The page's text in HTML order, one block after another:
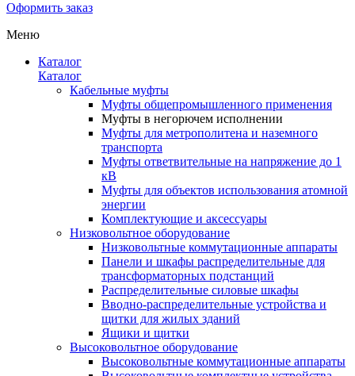
Оформить заказ
Меню
Каталог
Каталог
Кабельные муфты
Муфты общепромышленного применения
Муфты в негорючем исполнении
Муфты для метрополитена и наземного
транспорта
Муфты ответвительные на напряжение до 1
кВ
Муфты для объектов использования атомной
энергии
Комплектующие и аксессуары
Низковольтное оборудование
Низковольтные коммутационные аппараты
Панели и шкафы распределительные для
трансформаторных подстанций
Распределительные силовые шкафы
Вводно-распределительные устройства и
щитки для жилых зданий
Ящики и щитки
Высоковольтное оборудование
Высоковольтные коммутационные аппараты